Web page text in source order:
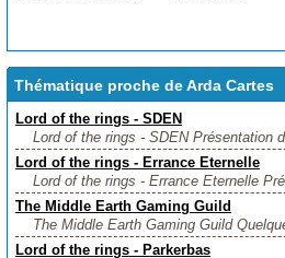
Thématique proche de Arda Cartes
Lord of the rings - SDEN
Lord of the rings - SDEN Présentation
Lord of the rings - Errance Eternelle
Lord of the rings - Errance Eternelle
The Middle Earth Gaming Guild
The Middle Earth Gaming Guild
Lord of the rings - Parkerbas